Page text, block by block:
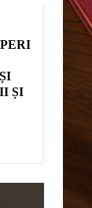
ȘI